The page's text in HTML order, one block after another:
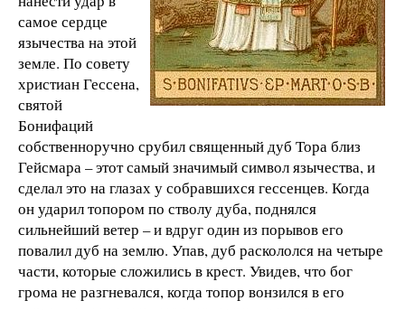
самое сердце
язычества на этой
земле. По совету
христиан Гессена,
святой
Бонифаций
собственноручно срубил священный дуб Тора близ
Гейсмара – этот самый значимый символ язычества, и
сделал это на глазах у собравшихся гессенцев. Когда
он ударил топором по стволу дуба, поднялся
сильнейший ветер – и вдруг один из порывов его
повалил дуб на землю. Упав, дуб раскололся на четыре
части, которые сложились в крест. Увидев, что бог
грома не разгневался, когда топор вонзился в его